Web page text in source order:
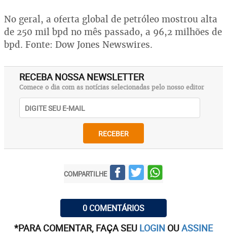
No geral, a oferta global de petróleo mostrou alta
de 250 mil bpd no mês passado, a 96,2 milhões de
bpd. Fonte: Dow Jones Newswires.
RECEBA NOSSA NEWSLETTER
Comece o dia com as notícias selecionadas pelo nosso editor
RECEBER
COMPARTILHE
0 COMENTÁRIOS
*PARA COMENTAR, FAÇA SEU LOGIN OUASSINE